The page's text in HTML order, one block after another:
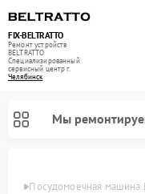
FIX-BELTRATTO
Ремонт устройств
BELTRATTO
Специализированный
cервисный центр г.
Челябинск
Мы
Посудомоечная машина